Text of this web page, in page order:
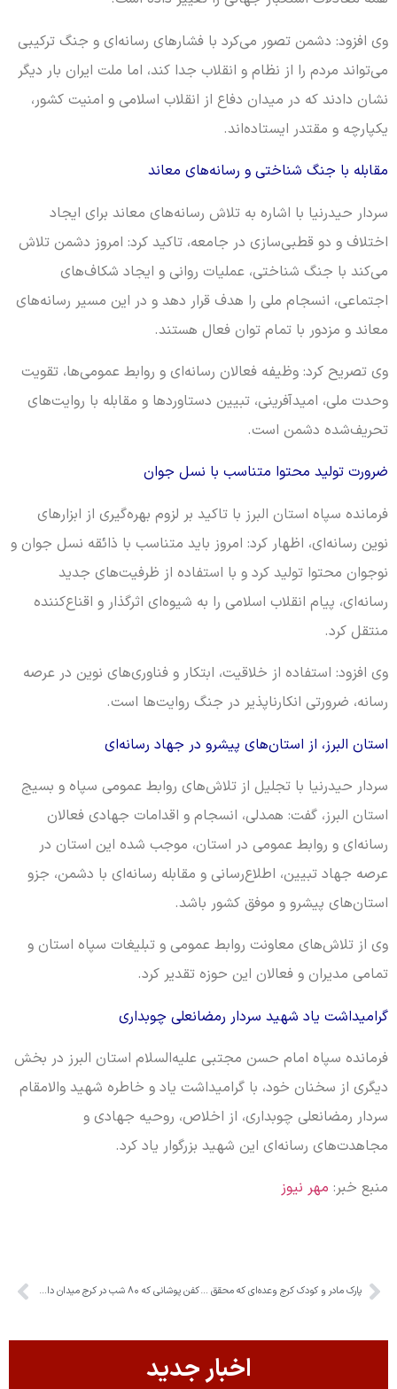
وی افزود: دشمن تصور می‌کرد با فشارهای رسانه‌ای و جنگ ترکیبی
می‌تواند مردم را از نظام و انقلاب جدا کند، اما ملت ایران بار دیگر
نشان دادند که در میدان دفاع از انقلاب اسلامی و امنیت کشور،
یکپارچه و مقتدر ایستاده‌اند.
مقابله با جنگ شناختی و رسانه‌های معاند
سردار حیدرنیا با اشاره به تلاش رسانه‌های معاند برای ایجاد
اختلاف و دو قطبی‌سازی در جامعه، تاکید کرد: امروز دشمن تلاش
می‌کند با جنگ شناختی، عملیات روانی و ایجاد شکاف‌های
اجتماعی، انسجام ملی را هدف قرار دهد و در این مسیر رسانه‌های
معاند و مزدور با تمام توان فعال هستند.
وی تصریح کرد: وظیفه فعالان رسانه‌ای و روابط عمومی‌ها، تقویت
وحدت ملی، امیدآفرینی، تبیین دستاوردها و مقابله با روایت‌های
تحریف‌شده دشمن است.
ضرورت تولید محتوا متناسب با نسل جوان
فرمانده سپاه استان البرز با تاکید بر لزوم بهره‌گیری از ابزارهای
نوین رسانه‌ای، اظهار کرد: امروز باید متناسب با ذائقه نسل جوان و
نوجوان محتوا تولید کرد و با استفاده از ظرفیت‌های جدید
رسانه‌ای، پیام انقلاب اسلامی را به شیوه‌ای اثرگذار و اقناع‌کننده
منتقل کرد.
وی افزود: استفاده از خلاقیت، ابتکار و فناوری‌های نوین در عرصه
رسانه، ضرورتی انکارناپذیر در جنگ روایت‌ها است.
استان البرز، از استان‌های پیشرو در جهاد رسانه‌ای
سردار حیدرنیا با تجلیل از تلاش‌های روابط عمومی سپاه و بسیج
استان البرز، گفت: همدلی، انسجام و اقدامات جهادی فعالان
رسانه‌ای و روابط عمومی در استان، موجب شده این استان در
عرصه جهاد تبیین، اطلاع‌رسانی و مقابله رسانه‌ای با دشمن، جزو
استان‌های پیشرو و موفق کشور باشد.
وی از تلاش‌های معاونت روابط عمومی و تبلیغات سپاه استان و
تمامی مدیران و فعالان این حوزه تقدیر کرد.
گرامیداشت یاد شهید سردار رمضانعلی چوبداری
فرمانده سپاه امام حسن مجتبی علیه‌السلام استان البرز در بخش
دیگری از سخنان خود، با گرامیداشت یاد و خاطره شهید والامقام
سردار رمضانعلی چوبداری، از اخلاص، روحیه جهادی و
مجاهدت‌های رسانه‌ای این شهید بزرگوار یاد کرد.
منبع خبر: مهر نیوز
پارک مادر و کودک کرج وعده‌ای که محقق نشد کفن پوشانی که ۸۰ شب در کرج میدان دار بوده اند
اخبار جدید